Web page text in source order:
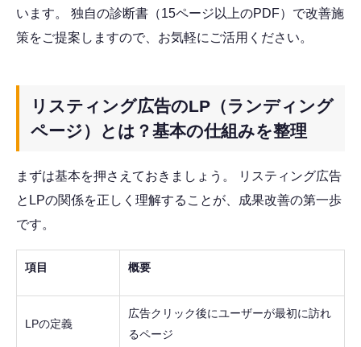
います。 独自の診断書（15ページ以上のPDF）で改善施
策をご提案しますので、お気軽にご活用ください。
リスティング広告のLP（ランディング
ページ）とは？基本の仕組みを整理
まずは基本を押さえておきましょう。 リスティング広告
とLPの関係を正しく理解することが、成果改善の第一歩
です。
項目 概要
LPの定義
広告クリック後にユーザーが最初に訪れ
るページ